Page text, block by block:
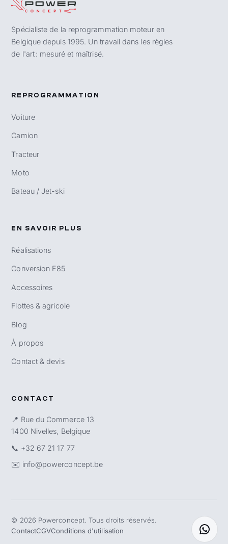
Spécialiste de la reprogrammation moteur en
Belgique depuis 1995. Un travail dans les règles
de l'art : mesuré et maîtrisé.
REPROGRAMMATION
Voiture
Camion
Tracteur
Moto
Bateau / Jet-ski
EN SAVOIR PLUS
Réalisations
Conversion E85
Accessoires
Flottes & agricole
Blog
À propos
Contact & devis
CONTACT
📍 Rue du Commerce 13
1400 Nivelles, Belgique
📞 +32 67 21 17 77
✉️ info@powerconcept.be
© 2026 Powerconcept. Tous droits réservés.
ContactCGVConditions d'utilisation